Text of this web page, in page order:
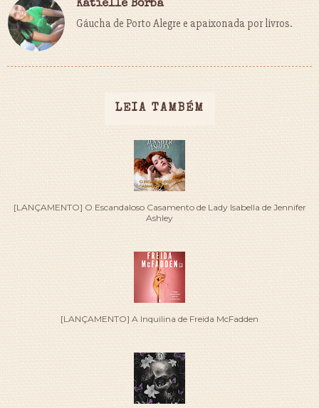
Katielle Borba
Gáucha de Porto Alegre e apaixonada por livros.
LEIA TAMBÉM
[LANÇAMENTO] O Escandaloso Casamento de Lady Isabella de Jennifer
Ashley
[LANÇAMENTO] A Inquilina de Freida McFadden